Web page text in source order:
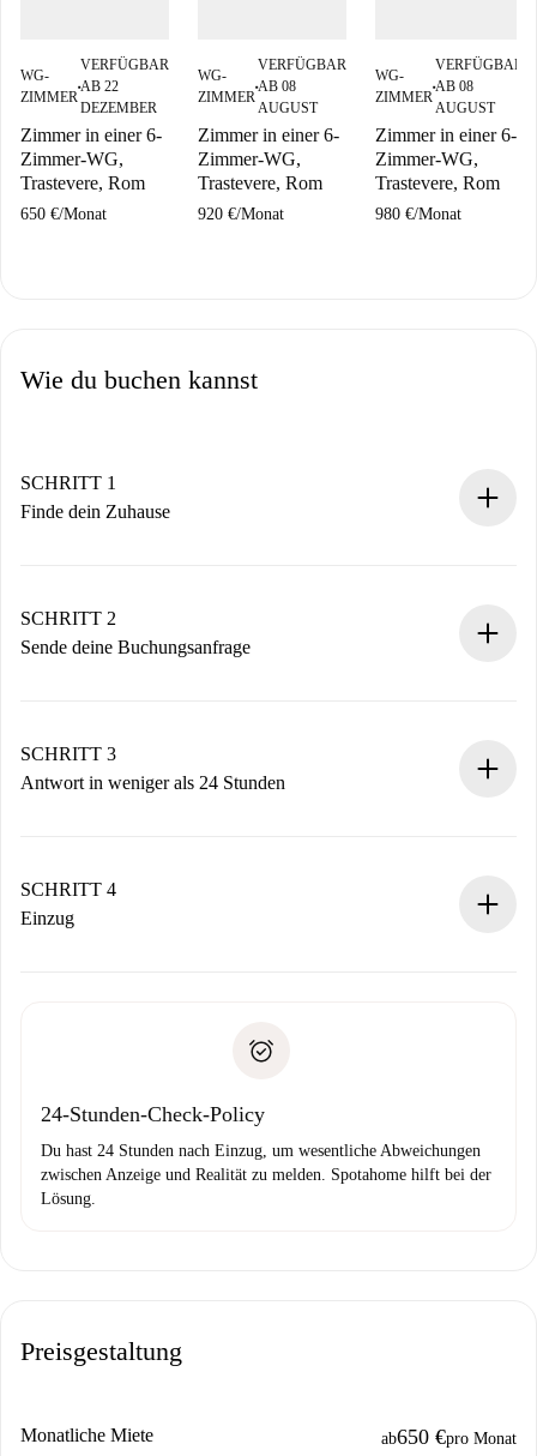
WG-
ZIMMER
■
VERFÜGBAR
AB 22
DEZEMBER
Zimmer in einer 6-
Zimmer-WG,
Trastevere, Rom
650 €/Monat
WG-
ZIMMER
■
VERFÜGBAR
AB 08
AUGUST
Zimmer in einer 6-
Zimmer-WG,
Trastevere, Rom
920 €/Monat
WG-
ZIMMER
■
VERFÜGBAR
AB 08
AUGUST
Zimmer in einer 6-
Zimmer-WG,
Trastevere, Rom
980 €/Monat
Wie du buchen kannst
SCHRITT 1
Finde dein Zuhause
Du erhältst alle notwendigen Informationen im Voraus.
SCHRITT 2
Sende deine Buchungsanfrage
Denk daran, dass wir dich erst belasten, wenn der
Vermieter zustimmt.
SCHRITT 3
Antwort in weniger als 24 Stunden
stellen den Kontakt her.
Wenn der Vermieter ablehnen muss, entstehen keine
SCHRITT 4
Einzug
24-Stunden-Check-Policy
Du hast 24 Stunden nach Einzug, um wesentliche Abweichungen
zwischen Anzeige und Realität zu melden. Spotahome hilft bei der
Lösung.
Preisgestaltung
Monatliche Miete ab650 €pro Monat